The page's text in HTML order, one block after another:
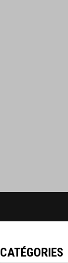
CATÉGORIES